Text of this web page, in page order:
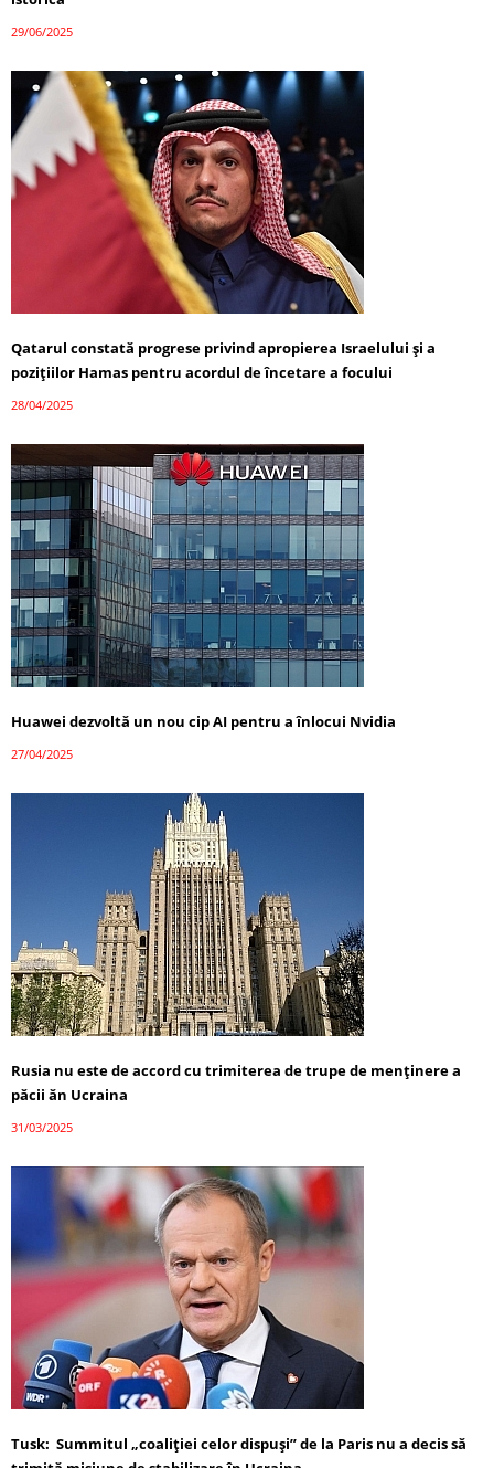
29/06/2025
Qatarul constată progrese privind apropierea Israelului și a
pozițiilor Hamas pentru acordul de încetare a focului
28/04/2025
Huawei dezvoltă un nou cip AI pentru a înlocui Nvidia
27/04/2025
Rusia nu este de accord cu trimiterea de trupe de menținere a
păcii ăn Ucraina
31/03/2025
Tusk: Summitul „coaliției celor dispuși” de la Paris nu a decis să